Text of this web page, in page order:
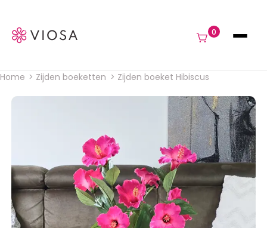
0
Kruimelpad
Home Zijden boeketten Zijden boeket Hibiscus